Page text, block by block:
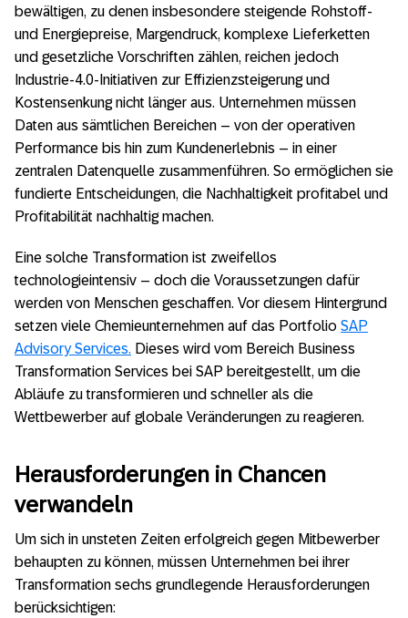
bewältigen, zu denen insbesondere steigende Rohstoff-
und Energiepreise, Margendruck, komplexe Lieferketten
und gesetzliche Vorschriften zählen, reichen jedoch
Industrie-4.0-Initiativen zur Effizienzsteigerung und
Kostensenkung nicht länger aus. Unternehmen müssen
Daten aus sämtlichen Bereichen – von der operativen
Performance bis hin zum Kundenerlebnis – in einer
zentralen Datenquelle zusammenführen. So ermöglichen sie
fundierte Entscheidungen, die Nachhaltigkeit profitabel und
Profitabilität nachhaltig machen.
Eine solche Transformation ist zweifellos
technologieintensiv – doch die Voraussetzungen dafür
werden von Menschen geschaffen. Vor diesem Hintergrund
setzen viele Chemieunternehmen auf das Portfolio SAP
Advisory Services. Dieses wird vom Bereich Business
Transformation Services bei SAP bereitgestellt, um die
Abläufe zu transformieren und schneller als die
Wettbewerber auf globale Veränderungen zu reagieren.
Herausforderungen in Chancen
verwandeln
Um sich in unsteten Zeiten erfolgreich gegen Mitbewerber
behaupten zu können, müssen Unternehmen bei ihrer
Transformation sechs grundlegende Herausforderungen
berücksichtigen: